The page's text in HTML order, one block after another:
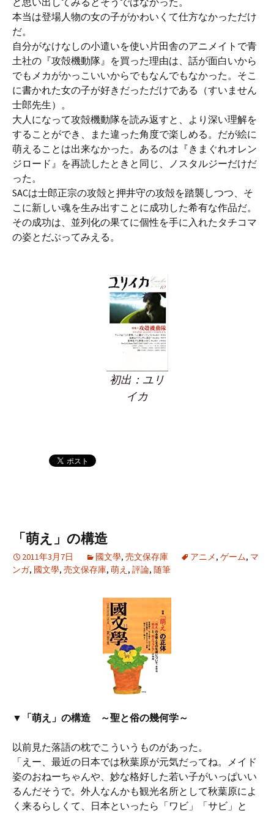
本当は登場人物の女の子がかわいくて仕方なかっただけ
だ。
自分がなけなしの小遣いを使い片田舎のアニメイトで青
土社の『攻殻機動隊』を買った理由は、話が面白いから
でもメカがかっこいいからでもなんでもなかった。そこ
に書かれた女の子が好きだっただけである（すいません
士郎先生）。
大人になって攻殻機動隊を読み返すと、より深い理解を
することができ、また違った角度で楽しめる。だが絵に
萌えることは出来なかった。あるのは『きまぐれオレン
ジロード』を再読したときと同じ、ノスタルジーだけだ
った。
SACは士郎正宗の攻殻と押井守の攻殻を踏襲しつつ、そ
こに新しい魂を生み出すことに成功した希有な作品だ。
その成功は、並列化の果てに個性を手に入れたタチコマ
の姿とだぶってみえる。
初出：ユリ
イカ
「萌え」の構造
2011年3月7日 國文學, 売文保存庫 アニメ, ゲーム, マ
ンガ, 國文學, 売文保存庫, 萌え , 評論, 随筆
▼「萌え」の構造 ～聖と俗の幾何学～
以前見た落語の枕でこういうものがあった。
「えー、最近の日本では秋葉原が元気だってね。メイド
姿のおねーちゃんや、妙な格好した若い子がいっぱいい
るんだそうで。外人なんかも観光名所として秋葉原によ
く来るらしくて、日本といったら「ワビ」「サビ」と